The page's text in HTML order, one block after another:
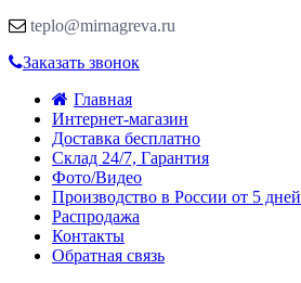
teplo@mirnagreva.ru
Заказать звонок
Главная
Интернет-магазин
Доставка бесплатно
Склад 24/7, Гарантия
Фото/Видео
Производство в России от 5 дней
Распродажа
Контакты
Обратная связь